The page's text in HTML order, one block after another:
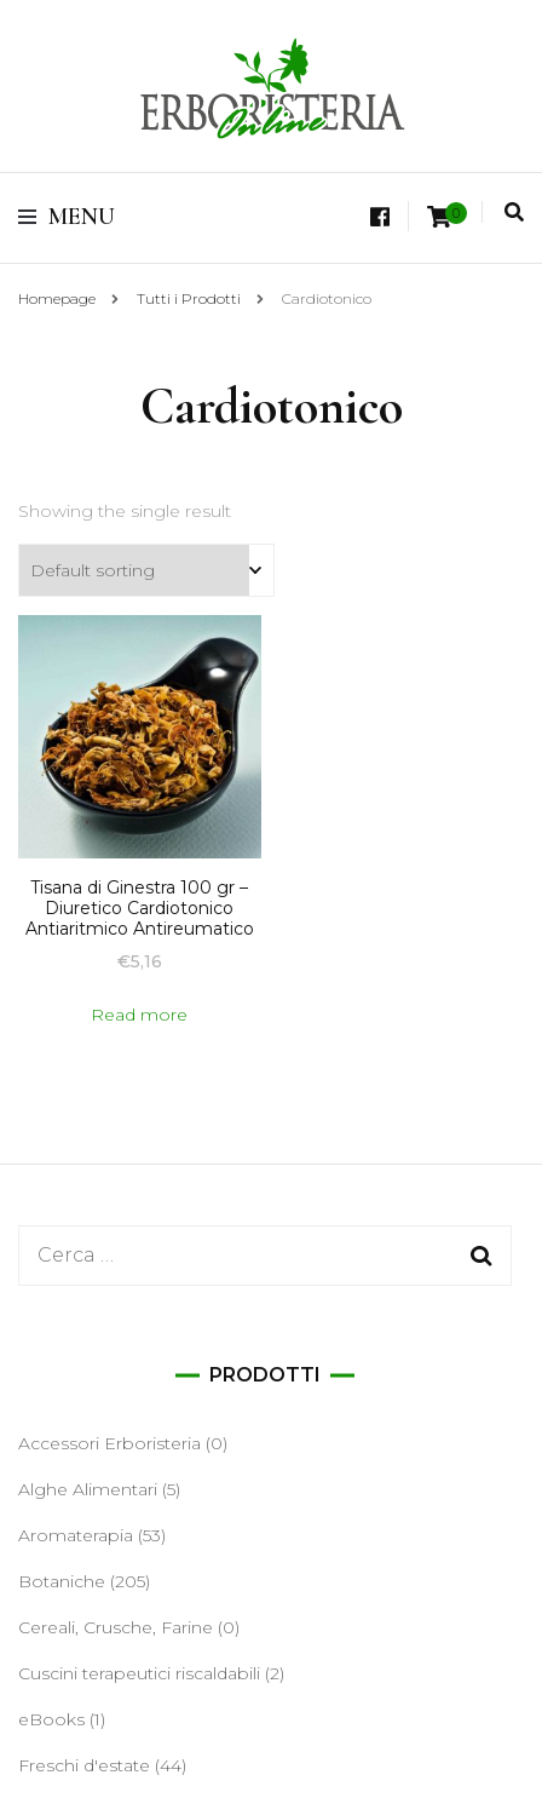
Erboristeria Shop
Online Tisane
Vendita di Botaniche, Erbe e Spezie Officinali, Tisane Terapeutiche Esclusive,
MENU 0
Homepage Tutti i Prodotti Cardiotonico
Cardiotonico
Showing the single result
Tisana di Ginestra 100 gr –
Diuretico Cardiotonico
Antiaritmico Antireumatico
€5,16
Read more
Ricerca
PRODOTTI
Accessori Erboristeria (0)
Alghe Alimentari (5)
Aromaterapia (53)
Botaniche (205)
Cereali, Crusche, Farine (0)
Cuscini terapeutici riscaldabili (2)
eBooks (1)
Freschi d'estate (44)